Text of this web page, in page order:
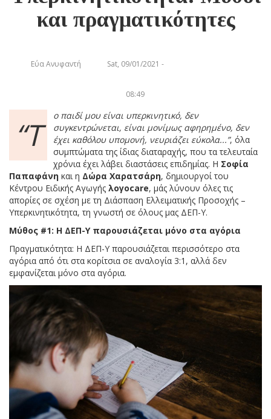
και πραγματικότητες
Εύα Ανυφαντή Sat, 09/01/2021 -
08:49
“Τ
ο παιδί μου είναι υπερκινητικό, δεν
συγκεντρώνεται, είναι μονίμως αφηρημένο, δεν
έχει καθόλου υπομονή, νευριάζει εύκολα...”, όλα
συμπτώματα της ίδιας διαταραχής, που τα τελευταία
χρόνια έχει λάβει διαστάσεις επιδημίας. Η Σοφία
Παπαφάνη και η Δώρα Χαρατσάρη, δημιουργοί του
Κέντρου Ειδικής Αγωγής λογοcare, μάς λύνουν όλες τις
απορίες σε σχέση με τη Διάσπαση Ελλειματικής Προσοχής –
Υπερκινητικότητα, τη γνωστή σε όλους μας ΔΕΠ-Υ.
Μύθος #1: Η ΔΕΠ-Υ παρουσιάζεται μόνο στα αγόρια
Πραγματικότητα: Η ΔΕΠ-Υ παρουσιάζεται περισσότερο στα
αγόρια από ότι στα κορίτσια σε αναλογία 3:1, αλλά δεν
εμφανίζεται μόνο στα αγόρια.